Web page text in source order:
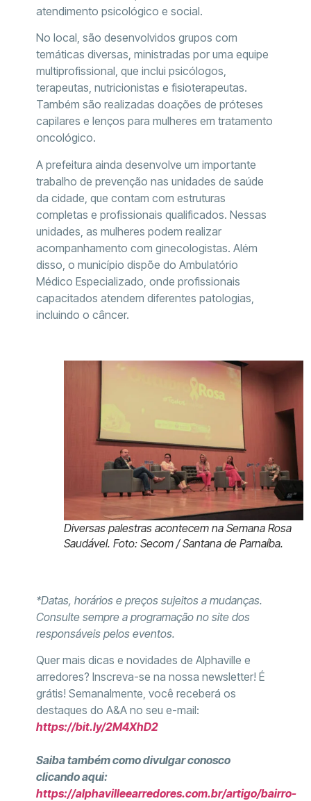
atendimento psicológico e social.
No local, são desenvolvidos grupos com
temáticas diversas, ministradas por uma equipe
multiprofissional, que inclui psicólogos,
terapeutas, nutricionistas e fisioterapeutas.
Também são realizadas doações de próteses
capilares e lenços para mulheres em tratamento
oncológico.
A prefeitura ainda desenvolve um importante
trabalho de prevenção nas unidades de saúde
da cidade, que contam com estruturas
completas e profissionais qualificados. Nessas
unidades, as mulheres podem realizar
acompanhamento com ginecologistas. Além
disso, o município dispõe do Ambulatório
Médico Especializado, onde profissionais
capacitados atendem diferentes patologias,
incluindo o câncer.
Diversas palestras acontecem na Semana Rosa
Saudável. Foto: Secom / Santana de Parnaíba.
*Datas, horários e preços sujeitos a mudanças.
Consulte sempre a programação no site dos
responsáveis pelos eventos.
Quer mais dicas e novidades de Alphaville e
arredores? Inscreva-se na nossa newsletter! É
grátis! Semanalmente, você receberá os
destaques do A&A no seu e-mail:
https://bit.ly/2M4XhD2
Saiba também como divulgar conosco
clicando aqui:
https://alphavilleearredores.com.br/artigo/bairro-